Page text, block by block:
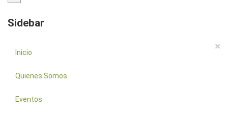
Sidebar
×
Inicio
Quienes Somos
Eventos